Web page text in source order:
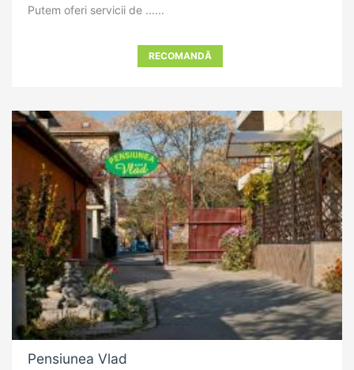
Putem oferi servicii de ......
RECOMANDĂ
Pensiunea Vlad